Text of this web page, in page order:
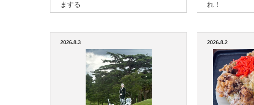
まする
れ！
2026.8.3 2026.8.2